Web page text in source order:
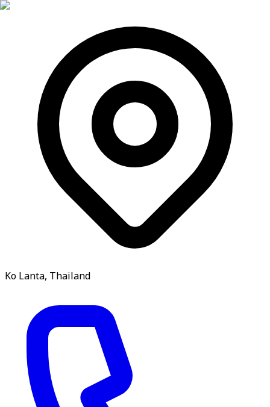
Ko Lanta, Thailand